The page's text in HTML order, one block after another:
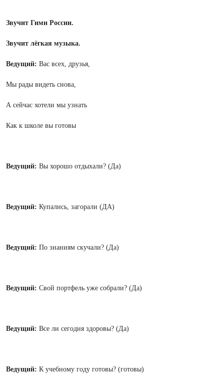
Звучит Гимн России.
Звучит лёгкая музыка.
Ведущий: Вас всех, друзья,
Мы рады видеть снова,
А сейчас хотели мы узнать
Как к школе вы готовы
Ведущий: Вы хорошо отдыхали? (Да)
Ведущий: Купались, загорали (ДА)
Ведущий: По знаниям скучали? (Да)
Ведущий: Свой портфель уже собрали? (Да)
Ведущий: Все ли сегодня здоровы? (Да)
Ведущий: К учебному году готовы? (готовы)